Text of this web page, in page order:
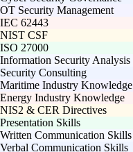
OT Security Management
IEC 62443
NIST CSF
ISO 27000
Information Security Analysis
Security Consulting
Maritime Industry Knowledge
Energy Industry Knowledge
NIS2 & CER Directives
Presentation Skills
Written Communication Skills
Verbal Communication Skills